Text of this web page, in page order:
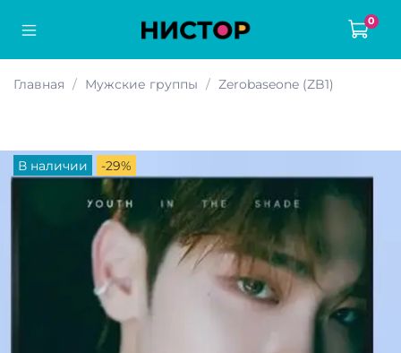
0
Главная Мужские группы Zerobaseone (ZB1)
В наличии -29%